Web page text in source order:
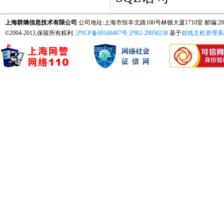
上海群熵信息技术有限公司 公司地址:上海市恒丰北路100号林顿大厦1710室 邮编
©2004-2013,保留所有权利. 沪ICP备09100407号 沪B2-20050238 基于前线主机管理